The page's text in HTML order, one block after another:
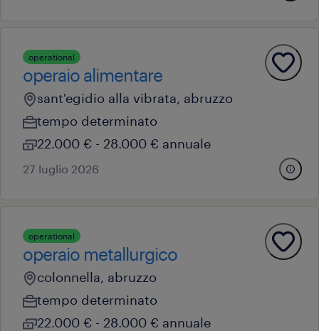
operational
operaio alimentare
sant'egidio alla vibrata, abruzzo
tempo determinato
22.000 € - 28.000 € annuale
27 luglio 2026
operational
operaio metallurgico
colonnella, abruzzo
tempo determinato
22.000 € - 28.000 € annuale